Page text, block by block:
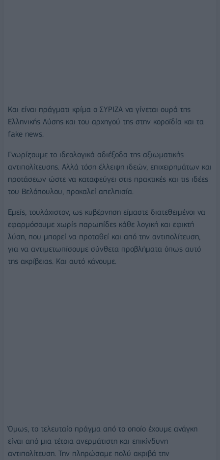
Και είναι πράγματι κρίμα ο ΣΥΡΙΖΑ να γίνεται ουρά της
Ελληνικής Λύσης και του αρχηγού της στην κοροϊδία και τα
fake news.
Γνωρίζουμε το ιδεολογικά αδιέξοδα της αξιωματικής
αντιπολίτευσης. Αλλά τόση έλλειψη ιδεών, επιχειρημάτων και
προτάσεων ώστε να καταφεύγει στις πρακτικές και τις ιδέες
του Βελόπουλου, προκαλεί απελπισία.
Εμείς, τουλάχιστον, ως κυβέρνηση είμαστε διατεθειμένοι να
εφαρμόσουμε χωρίς παρωπίδες κάθε λογική και εφικτή
λύση, που μπορεί να προταθεί και από την αντιπολίτευση,
για να αντιμετωπίσουμε σύνθετα προβλήματα όπως αυτό
της ακρίβειας. Και αυτό κάνουμε.
Όμως, το τελευταίο πράγμα από το οποίο έχουμε ανάγκη
είναι από μια τέτοια ανερμάτιστη και επικίνδυνη
αντιπολίτευση. Την πληρώσαμε πολύ ακριβά την